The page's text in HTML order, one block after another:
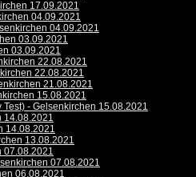
17.09.2021
04.09.2021
04.09.2021
03.09.2021
03.09.2021
22.08.2021
22.08.2021
21.08.2021
15.08.2021
Test) - Gelsenkirchen 15.08.2021
14.08.2021
14.08.2021
13.08.2021
07.08.2021
07.08.2021
06.08.2021